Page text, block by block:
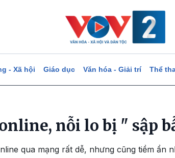
- Xã hội Giáo dục Văn hóa - Giải trí Thể
nỗi lo bị " sập
qua mạng rất dễ, nhưng cũng tiềm ẩn